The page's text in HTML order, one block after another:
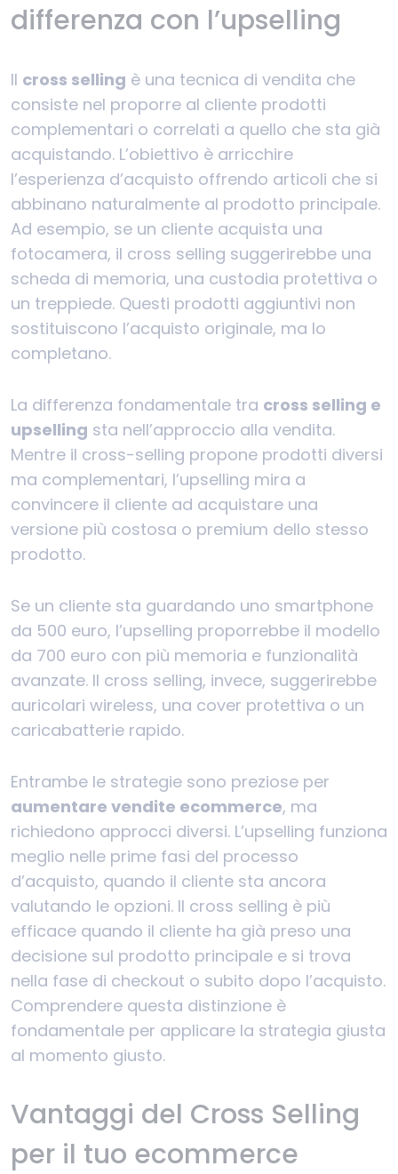
differenza con l’upselling
Il cross selling è una tecnica di vendita che
consiste nel proporre al cliente prodotti
complementari o correlati a quello che sta già
acquistando. L’obiettivo è arricchire
l’esperienza d’acquisto offrendo articoli che si
abbinano naturalmente al prodotto principale.
Ad esempio, se un cliente acquista una
fotocamera, il cross selling suggerirebbe una
scheda di memoria, una custodia protettiva o
un treppiede. Questi prodotti aggiuntivi non
sostituiscono l’acquisto originale, ma lo
completano.
La differenza fondamentale tra cross selling e
upselling sta nell’approccio alla vendita.
Mentre il cross-selling propone prodotti diversi
ma complementari, l’upselling mira a
convincere il cliente ad acquistare una
versione più costosa o premium dello stesso
prodotto.
Se un cliente sta guardando uno smartphone
da 500 euro, l’upselling proporrebbe il modello
da 700 euro con più memoria e funzionalità
avanzate. Il cross selling, invece, suggerirebbe
auricolari wireless, una cover protettiva o un
caricabatterie rapido.
Entrambe le strategie sono preziose per
aumentare vendite ecommerce, ma
richiedono approcci diversi. L’upselling funziona
meglio nelle prime fasi del processo
d’acquisto, quando il cliente sta ancora
valutando le opzioni. Il cross selling è più
efficace quando il cliente ha già preso una
decisione sul prodotto principale e si trova
nella fase di checkout o subito dopo l’acquisto.
Comprendere questa distinzione è
fondamentale per applicare la strategia giusta
al momento giusto.
Vantaggi del Cross Selling
per il tuo ecommerce